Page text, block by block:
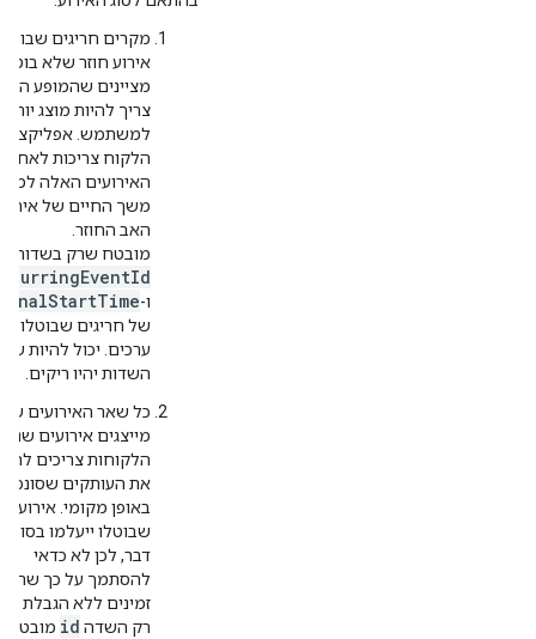
מקרים חריגים
אירוע חוזר שלא בוטל
מציינים שהמופע
צריך להיות מוצג יותר
למשתמש.
הלקוח צריכות
האירועים האלה
משך החיים של אירוע
האב החוזר.
מובטח שרק בשדות
ו-
של חריגים שבוטלו
ערכים. יכול להיות
השדות יהיו ריקים.
כל שאר האירועים
מייצגים אירועים
הלקוחות צריכים
את העותקים
באופן מקומי. אירועים
שבוטלו ייעלמו
דבר, לכן לא כדאי
להסתמך על כך שהם
זמינים ללא הגבלת
רק השדה id מובטח